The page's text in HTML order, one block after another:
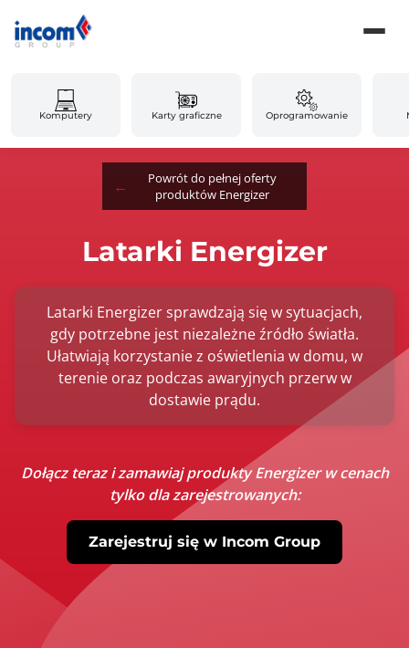
Komputery Karty graficzne Oprogramowanie
Powrót do pełnej oferty
produktów Energizer
Latarki Energizer
Latarki Energizer sprawdzają się w sytuacjach,
gdy potrzebne jest niezależne źródło światła.
Ułatwiają korzystanie z oświetlenia w domu, w
terenie oraz podczas awaryjnych przerw w
dostawie prądu.
Dołącz teraz i zamawiaj produkty Energizer w cenach
tylko dla zarejestrowanych:
Zarejestruj się w Incom Group